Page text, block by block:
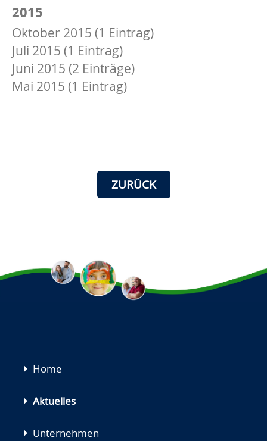
2015
Oktober 2015 (1 Eintrag)
Juli 2015 (1 Eintrag)
Juni 2015 (2 Einträge)
Mai 2015 (1 Eintrag)
ZURÜCK
Navigation
Home
Aktuelles
Unternehmen